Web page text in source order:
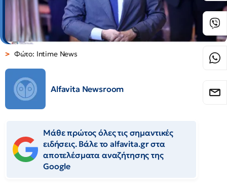
Φώτο: Intime News
Alfavita Newsroom
Μάθε πρώτος όλες τις σημαντικές
ειδήσεις. Βάλε το alfavita.gr στα
αποτελέσματα αναζήτησης της
Google